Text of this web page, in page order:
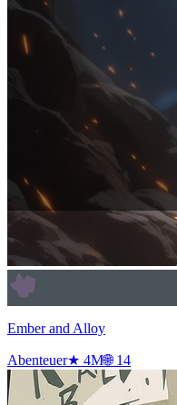
Ember and Alloy
Abenteuer★ 4M🌐14